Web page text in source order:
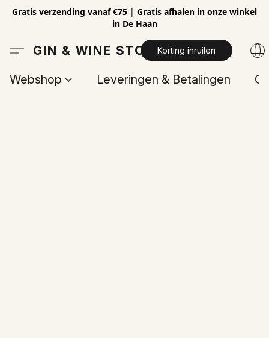
Gratis verzending vanaf €75 | Gratis afhalen in onze winkel
in De Haan
GIN & WINE STOREKorting inruilen
Webshop Leveringen & Betalingen